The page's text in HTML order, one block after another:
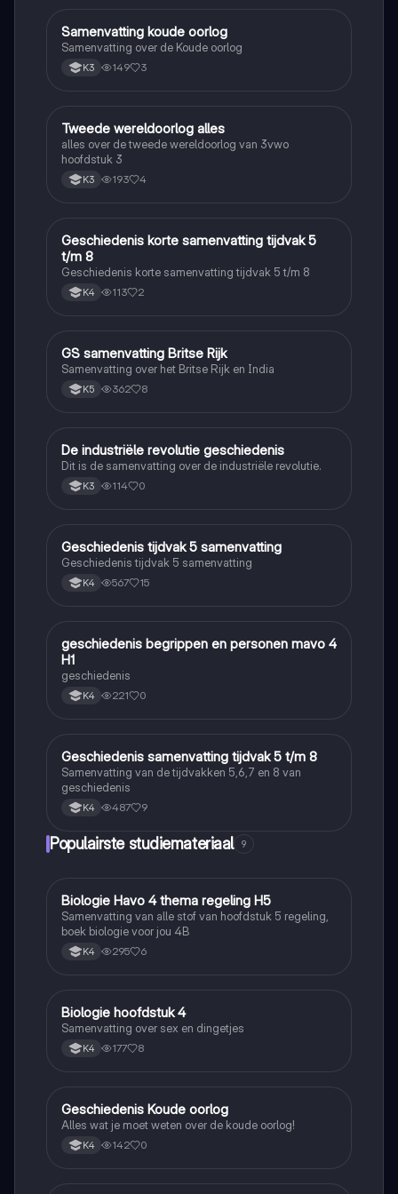
Geschiedenis
Samenvatting koude oorlog
Samenvatting over de Koude oorlog
K3 149 3
Geschiedenis
Tweede wereldoorlog alles
alles over de tweede wereldoorlog van 3vwo
hoofdstuk 3
K3 193 4
Geschiedenis
Geschiedenis korte samenvatting tijdvak 5
t/m 8
Geschiedenis korte samenvatting tijdvak 5 t/m 8
K4 113 2
Geschiedenis
GS samenvatting Britse Rijk
Samenvatting over het Britse Rijk en India
K5 362 8
Geschiedenis
De industriële revolutie geschiedenis
Dit is de samenvatting over de industriële revolutie.
K3 114 0
Geschiedenis
Geschiedenis tijdvak 5 samenvatting
Geschiedenis tijdvak 5 samenvatting
K4 567 15
Geschiedenis
geschiedenis begrippen en personen mavo 4
H1
geschiedenis
K4 221 0
Geschiedenis
Geschiedenis samenvatting tijdvak 5 t/m 8
Samenvatting van de tijdvakken 5,6,7 en 8 van
geschiedenis
K4 487 9
Populairste studiemateriaal 9
Biologie
Biologie Havo 4 thema regeling H5
Samenvatting van alle stof van hoofdstuk 5 regeling,
boek biologie voor jou 4B
K4 295 6
Biologie
Biologie hoofdstuk 4
Samenvatting over sex en dingetjes
K4 177 8
Geschiedenis
Geschiedenis Koude oorlog
Alles wat je moet weten over de koude oorlog!
K4 142 0